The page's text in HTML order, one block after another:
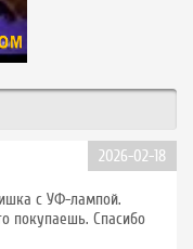
2026-02-18
с УФ-лампой.
покупаешь. Спасибо